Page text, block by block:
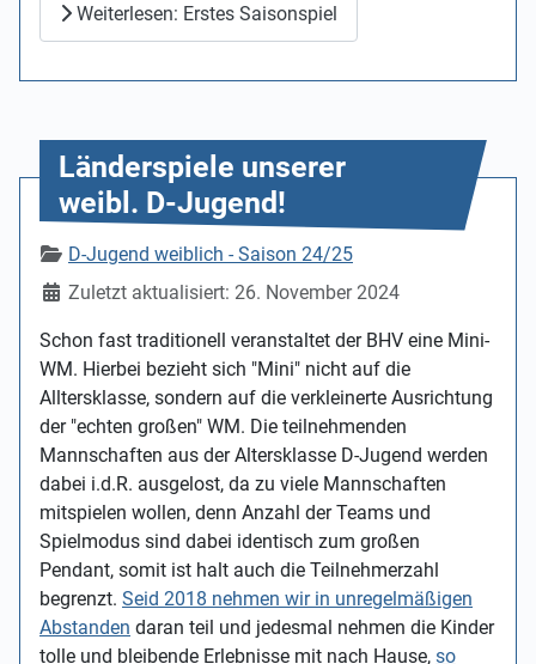
Weiterlesen: Erstes Saisonspiel
Länderspiele unserer
weibl. D-Jugend!
DetailsD-Jugend weiblich - Saison 24/25
Zuletzt aktualisiert: 26. November 2024
Schon fast traditionell veranstaltet der BHV eine Mini-
WM. Hierbei bezieht sich "Mini" nicht auf die
Alltersklasse, sondern auf die verkleinerte Ausrichtung
der "echten großen" WM. Die teilnehmenden
Mannschaften aus der Altersklasse D-Jugend werden
dabei i.d.R. ausgelost, da zu viele Mannschaften
mitspielen wollen, denn Anzahl der Teams und
Spielmodus sind dabei identisch zum großen
Pendant, somit ist halt auch die Teilnehmerzahl
begrenzt. Seid 2018 nehmen wir in unregelmäßigen
Abstanden daran teil und jedesmal nehmen die Kinder
tolle und bleibende Erlebnisse mit nach Hause, so